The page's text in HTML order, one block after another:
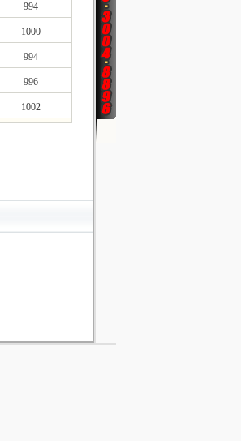
994
1000
994
996
1002